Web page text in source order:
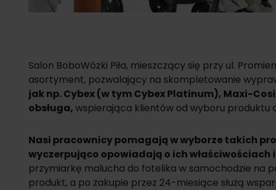
Salon BoboWózki Piła, mieszczący się przy ul.
asortyment, pozwalający na skompletowanie
jak np.Cybex(w tym Cybex Platinum), Maxi-
obsługa,wspierająca klientów od wyboru produktu
Nasi pracownicy pomagają w wyborze takich
wyczerpująco opowiadają o ich właściwościach
przymiarkę malucha do fotelika w samochodzie na
produkt, a po zakupie przez 24-miesiące służą